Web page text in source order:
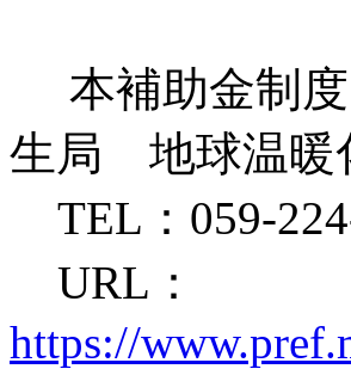
本補助金制度
生局 地球温暖
TEL：059-
URL：
https://